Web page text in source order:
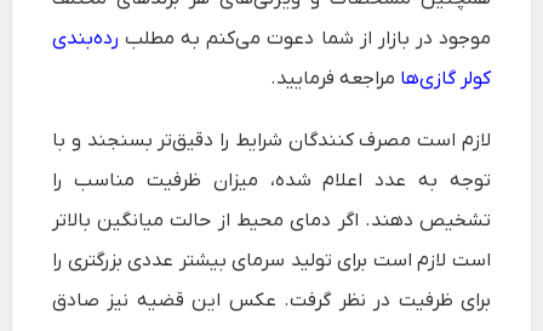
موجود در بازار از شما دعوت می‌کنم به مطلب رده‌بندی
کولر گازی‌ها مراجعه فرمایید.
لازم است مصرف کنندگان شرایط را دقیق‌تر بسنجند و با
توجه به عدد اعلام شده، میزان ظرفیت مناسب را
تشخیص دهند. اگر دمای محیط از حالت میانگین بالاتر
است لازم است برای تولید سرمای بیشتر عددی بزرگتری را
برای ظرفیت در نظر گرفت. عکس این قضیه نیز صادق